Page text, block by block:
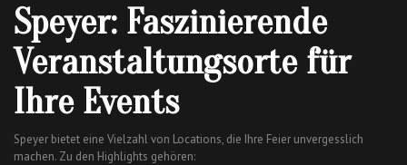
Speyer: Faszinierende
Veranstaltungsorte für
Ihre Events
Speyer bietet eine Vielzahl von Locations, die Ihre Feier unvergesslich
machen. Zu den Highlights gehören: